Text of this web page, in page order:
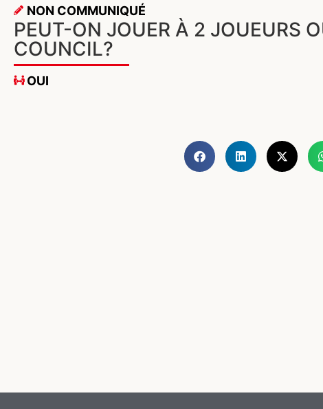
NON COMMUNIQUÉ
PEUT-ON JOUER À 2 JOUEURS
COUNCIL?
OUI